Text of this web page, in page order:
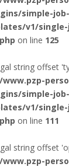
simple-job-
v1/
on line 125
string offset
simple-job-
v1/
on line 111
string offset